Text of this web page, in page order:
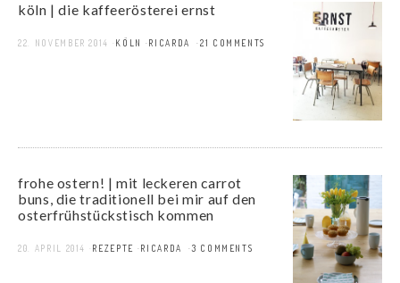
köln | die kaffeerösterei ernst
22. NOVEMBER 2014 KÖLN RICARDA 21 COMMENTS
frohe ostern! | mit leckeren carrot
buns, die traditionell bei mir auf den
osterfrühstückstisch kommen
20. APRIL 2014 REZEPTE RICARDA 3 COMMENTS